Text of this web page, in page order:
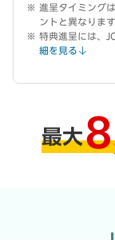
進呈タイミング
ントと異なりま
特典進呈には、
細を見る
最大